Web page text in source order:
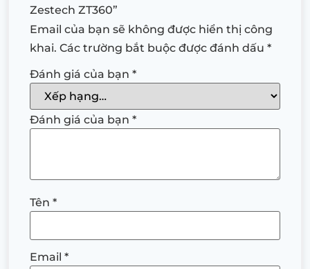
Zestech ZT360”
Email của bạn sẽ không được hiển thị công
khai. Các trường bắt buộc được đánh dấu *
Đánh giá của bạn *
Đánh giá của bạn *
Tên *
Email *